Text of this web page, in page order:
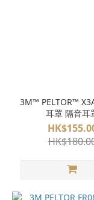
3M™ PELTOR™
耳罩 隔音耳